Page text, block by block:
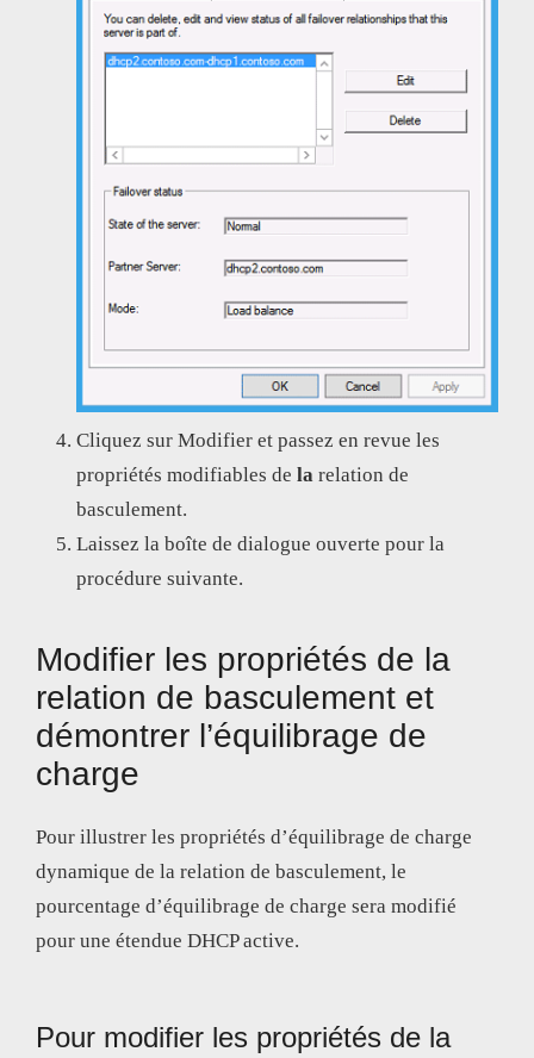
Cliquez sur Modifier et passez en revue les
propriétés modifiables de la relation de
basculement.
Laissez la boîte de dialogue ouverte pour la
procédure suivante.
Modifier les propriétés de la
relation de basculement et
démontrer l’équilibrage de
charge
Pour illustrer les propriétés d’équilibrage de charge
dynamique de la relation de basculement, le
pourcentage d’équilibrage de charge sera modifié
pour une étendue DHCP active.
Pour modifier les propriétés de la